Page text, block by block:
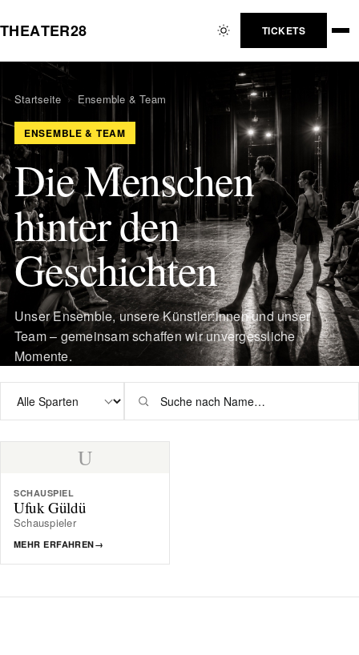
THEATER28 TICKETS
Startseite › Ensemble & Team
ENSEMBLE & TEAM
Die Menschen
hinter den
Geschichten
Unser Ensemble, unsere Künstler:innen und unser
Team – gemeinsam schaffen wir unvergessliche
Momente.
U
SCHAUSPIEL
Ufuk Güldü
Schauspieler
MEHR ERFAHREN→